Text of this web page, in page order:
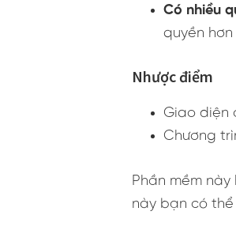
Có nhiều
quyền
Nhược điểm
Giao diện
Chương
Phần mềm
này bạn có